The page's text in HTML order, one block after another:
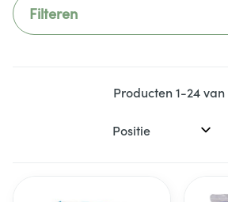
Filteren
Producten1-24van
Sorteer op: